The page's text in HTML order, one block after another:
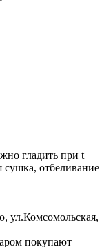
гладить при t
отбеливание
покупают